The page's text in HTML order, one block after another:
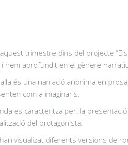
trimestre dins del projecte
i hem aprofundit en el gènere
és una narració anònima en
com a imaginaris.
es caracteritza per: la
del protagonista.
visualizat diferents versions de